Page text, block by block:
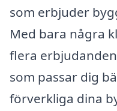
som erbjuder
Med bara några
flera
som passar dig
förverkliga dina